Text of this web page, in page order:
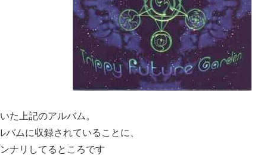
た上記のアルバム。
バムに収録されていることに、
ナリしてるところです